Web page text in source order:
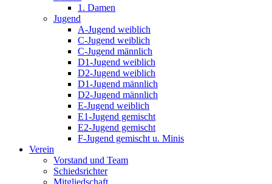
1. Damen
Jugend
A-Jugend weiblich
C-Jugend weiblich
C-Jugend männlich
D1-Jugend weiblich
D2-Jugend weiblich
D1-Jugend männlich
D2-Jugend männlich
E-Jugend weiblich
E1-Jugend gemischt
E2-Jugend gemischt
F-Jugend gemischt u. Minis
Verein
Vorstand und Team
Schiedsrichter
Mitgliedschaft